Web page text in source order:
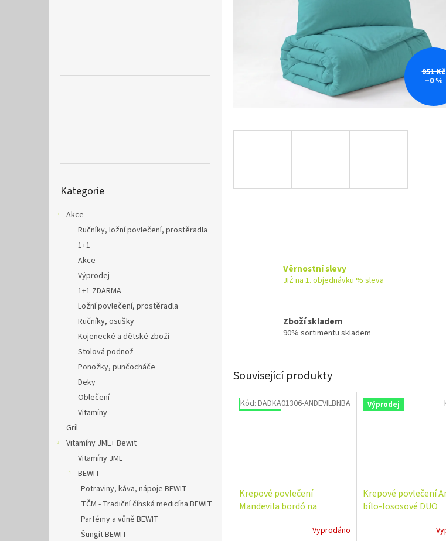
kategorie
Kategorie
Akce
Ručníky, ložní povlečení, prostěradla
1+1
Akce
Výprodej
1+1 ZDARMA
Ložní povlečení, prostěradla
Ručníky, osušky
Kojenecké a dětské zboží
Stolová podnož
Ponožky, punčocháče
Deky
Oblečení
Vitamíny
Gril
Vitamíny JML+ Bewit
Vitamíny JML
BEWIT
Potraviny, káva, nápoje BEWIT
TČM - Tradiční čínská medicína BEWIT
Parfémy a vůně BEWIT
Šungit BEWIT
951 Kč
–0 %
Věrnostní slevy
JIŽ na 1. objednávku % sleva
Zboží skladem
90% sortimentu skladem
Související produkty
Výprodej
Krepové povlečení
Mandevila bordó na
Vyprodáno
Kód: DADKA01306-ANDEVILBNBA Výprodej
Krepové povlečení
bílo-lososové DUO